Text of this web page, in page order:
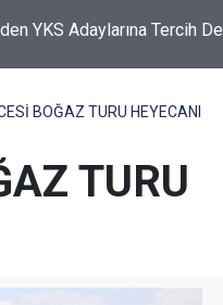
YKS Adaylarına Tercih
BOĞAZ TURU HEYECANI
TURU